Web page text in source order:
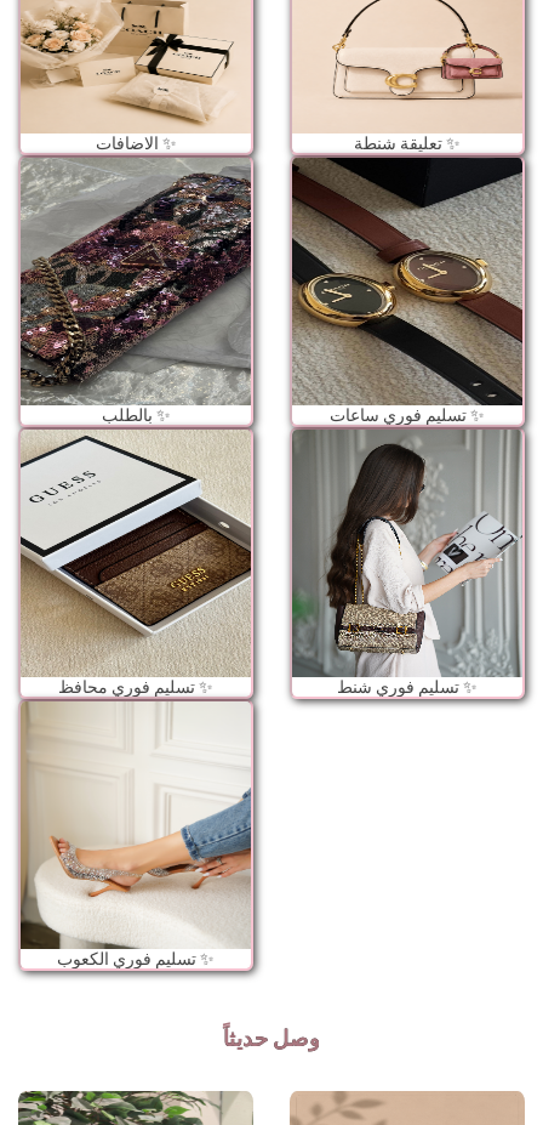
الاضافات ✨ تعليقة شنطة ✨
بالطلب ✨ تسليم فوري ساعات ✨
تسليم فوري محافظ ✨ تسليم فوري شنط ✨
تسليم فوري الكعوب ✨
وصل حديثاً